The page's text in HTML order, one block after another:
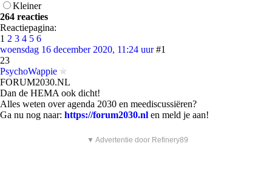
Kleiner
264 reacties
Reactiepagina:
1 2 3 4 5 6
woensdag 16 december 2020, 11:24 uur #1
23
PsychoWappie
FORUM2030.NL
Dan de HEMA ook dicht!
Alles weten over agenda 2030 en meediscussiëren?
Ga nu nog naar: https://forum2030.nl en meld je aan!
▼ Advertentie door Refinery89